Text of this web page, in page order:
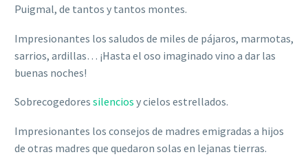
Puigmal, de tantos y tantos montes.
Impresionantes los saludos de miles de pájaros, marmotas,
sarrios, ardillas… ¡Hasta el oso imaginado vino a dar las
buenas noches!
Sobrecogedores silencios y cielos estrellados.
Impresionantes los consejos de madres emigradas a hijos
de otras madres que quedaron solas en lejanas tierras.